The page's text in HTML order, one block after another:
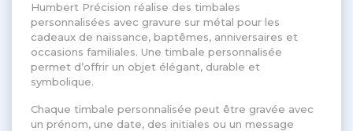
Humbert Précision réalise des timbales
personnalisées avec gravure sur métal pour les
cadeaux de naissance, baptêmes, anniversaires et
occasions familiales. Une timbale personnalisée
permet d’offrir un objet élégant, durable et
symbolique.
Chaque timbale personnalisée peut être gravée avec
un prénom, une date, des initiales ou un message